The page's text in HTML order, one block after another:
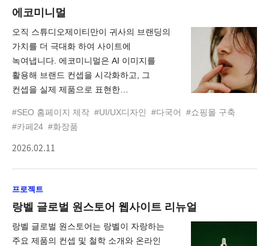
에코미니멀
오직 스튜디오제이티만이 귀사의 브랜딩의
가치를 더 극대화 하여 사이트에
녹여냅니다. 에코미니멀은 AI 이미지를
활용해 브랜드 컨셉을 시각화하고, 그
컨셉을 실제 제품으로 표현한
이미지 생성 도구가 아닌, 브랜드 철학을
탐색하고 방향성을 구체화하는
크리에이티브 파트너로 활용했습니다. AI를
바탕으로 패키지, 제품 디자인, 상세페이지,
브랜드 스토리까지 일관된 흐름으로
#SEO 홈페이지 제작 #UI/UX디자인 #다국어
#쇼핑몰 구축
#카페24 #화장품
2026.02.11
프로젝트
랑벨 글로벌 원스토어 웹사이트 리뉴얼
랑벨 글로벌 원스토어는 랑벨이 자랑하는
주요 제품의 컨셉 및 철학 소개와 온라인